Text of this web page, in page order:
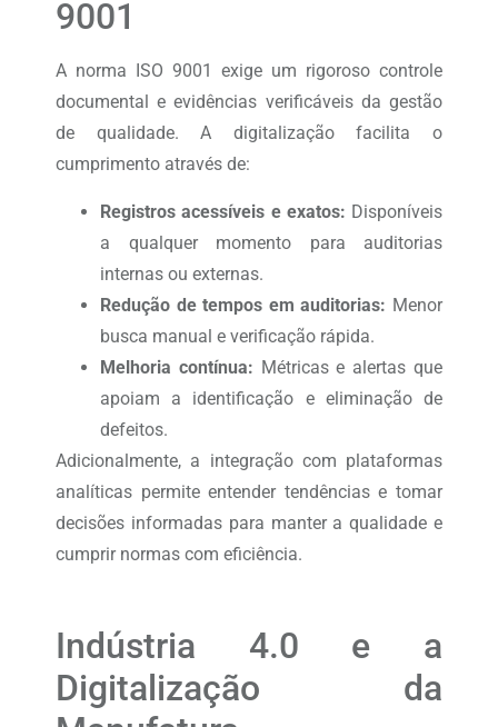
9001
A norma ISO 9001 exige um rigoroso controle
documental e evidências verificáveis da gestão
de qualidade. A digitalização facilita o
cumprimento através de:
Registros acessíveis e exatos: Disponíveis
a qualquer momento para auditorias
internas ou externas.
Redução de tempos em auditorias: Menor
busca manual e verificação rápida.
Melhoria contínua: Métricas e alertas que
apoiam a identificação e eliminação de
defeitos.
Adicionalmente, a integração com plataformas
analíticas permite entender tendências e tomar
decisões informadas para manter a qualidade e
cumprir normas com eficiência.
Indústria 4.0 e a
Digitalização da